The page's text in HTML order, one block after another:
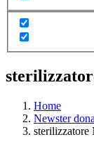
Home
Newster
sterilizzatore